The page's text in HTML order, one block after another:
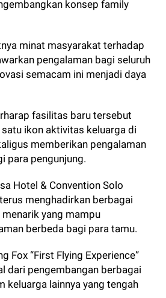
konsep family
minat masyarakat terhadap
pengalaman bagi seluruh
semacam ini menjadi daya
fasilitas baru tersebut
ikon aktivitas keluarga di
memberikan pengalaman
para pengunjung.
Hotel & Convention Solo
menghadirkan berbagai
yang mampu
berbeda bagi para tamu.
Fox “First Flying Experience”
dari pengembangan berbagai
keluarga lainnya yang tengah